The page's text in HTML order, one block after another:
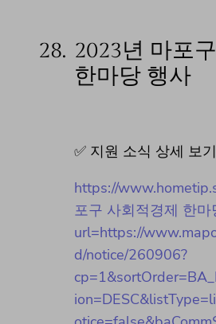
28. 2023년 마포
한마당 행사
✅ 지원 소식 상세 보
https://
포구 사회적경제 한마
url=https://
d/notice/260906?